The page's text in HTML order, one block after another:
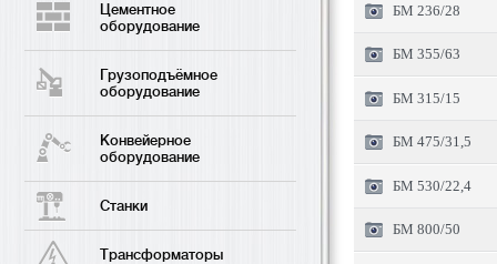
Цементное
оборудование
Грузоподъёмное
оборудование
Конвейерное
оборудование
Станки
Трансформаторы
БМ 236/28
БМ 355/63
БМ 315/15
БМ 475/31,5
БМ 530/22,4
БМ 800/50